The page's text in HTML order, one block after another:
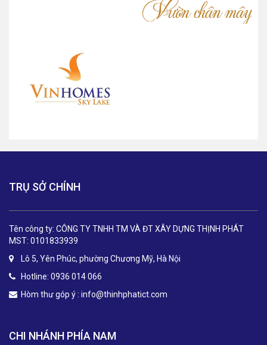
TRỤ SỞ CHÍNH
Tên công ty: CÔNG TY TNHH TM VÀ ĐT XÂY DỰNG THỊNH PHÁT
MST: 0101833939
Lô 5, Yên Phúc, phường Chương Mỹ, Hà Nội
Hotline: 0936 014 066
Hòm thư góp ý : info@thinhphatict.com
CHI NHÁNH PHÍA NAM